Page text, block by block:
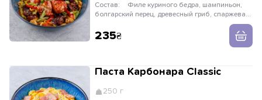
Состав:
болгарский перец, древесный гриб, спаржевая
фасоль, лук порей, лапша удон, соус терияки,
лук зеленый, кунжут
235
Паста Карбонара Classic
250 г